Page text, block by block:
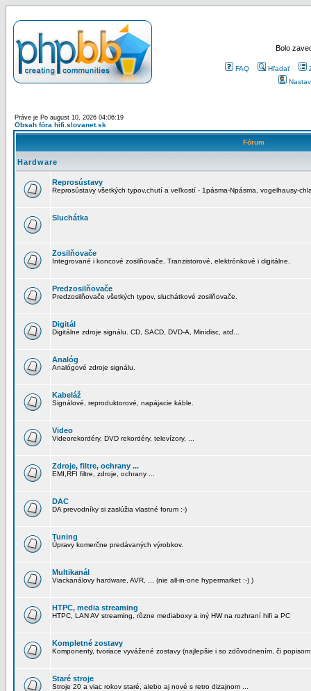
Bolo
FAQ Hľadať
Práve je Po august 10, 2026 04:06:19
Obsah fóra hifi.slovanet.sk
Fórum
Hardware
Reprosústavy
Reprosústavy všetkých typov,chutí a veľkostí - 1pásma-Npásma, vogelhausy-
Sluchátka
Zosilňovače
Integrované i koncové zosilňovače. Tranzistorové, elektrónkové i digitálne.
Predzosilňovače
Predzosilňovače všetkých typov, sluchátkové zosilňovače.
Digitál
Digitálne zdroje signálu. CD, SACD, DVD-A, Minidisc, atď...
Analóg
Analógové zdroje signálu.
Kabeláž
Signálové, reproduktorové, napájacie káble.
Video
Videorekordéry, DVD rekordéry, televízory, ...
Zdroje, filtre, ochrany ...
EMI,RFI filtre, zdroje, ochrany ...
DAC
DA prevodníky si zaslúžia vlastné forum :-)
Tuning
Úpravy komerčne predávaných výrobkov.
Multikanál
Viackanálovy hardware, AVR, ... (nie all-in-one hypermarket :-) )
HTPC, media streaming
HTPC, LAN AV streaming, rôzne mediaboxy a iný HW na rozhraní hifi a PC
Kompletné zostavy
Komponenty, tvoriace vyvážené zostavy (najlepšie i so zdôvodnením, či
Staré stroje
Stroje 20 a viac rokov staré, alebo aj nové s retro dizajnom ...